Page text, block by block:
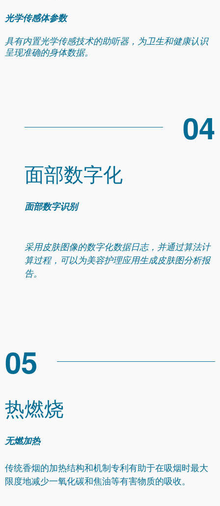
光学传感体参数
具有内置光学传感技术的助听器，为卫生和健康认识
呈现准确的身体数据。
04
面部数字化
面部数字识别
采用皮肤图像的数字化数据日志，并通过算法计
算过程，可以为美容护理应用生成皮肤图分析报
告。
05
热燃烧
无燃加热
传统香烟的加热结构和机制专利有助于在吸烟时最大
限度地减少一氧化碳和焦油等有害物质的吸收。